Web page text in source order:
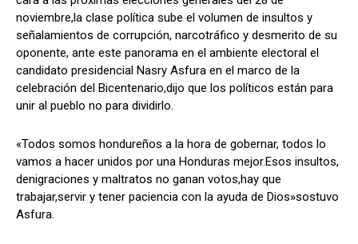
Comparta
Facebook X WhatsApp
Comparta
Facebook X WhatsApp
noviembre,la clase política sube el volumen de insultos y
señalamientos de corrupción, narcotráfico y desmerito de su
oponente, ante este panorama en el ambiente electoral el
candidato presidencial Nasry Asfura en el marco de la
celebración del Bicentenario,dijo que los políticos están para
unir al pueblo no para dividirlo.
«Todos somos hondureños a la hora de gobernar, todos lo
vamos a hacer unidos por una Honduras mejor.Esos insultos,
denigraciones y maltratos no ganan votos,hay que
trabajar,servir y tener paciencia con la ayuda de Dios»sostuvo
Asfura.